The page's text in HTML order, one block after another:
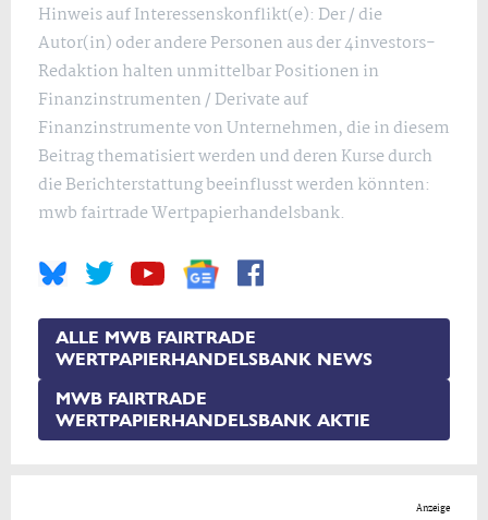
Hinweis auf Interessenskonflikt(e): Der / die
Autor(in) oder andere Personen aus der 4investors-
Redaktion halten unmittelbar Positionen in
Finanzinstrumenten / Derivate auf
Finanzinstrumente von Unternehmen, die in diesem
Beitrag thematisiert werden und deren Kurse durch
die Berichterstattung beeinflusst werden könnten:
mwb fairtrade Wertpapierhandelsbank.
ALLE MWB FAIRTRADE
WERTPAPIERHANDELSBANK NEWS
MWB FAIRTRADE
WERTPAPIERHANDELSBANK AKTIE
Anzeige